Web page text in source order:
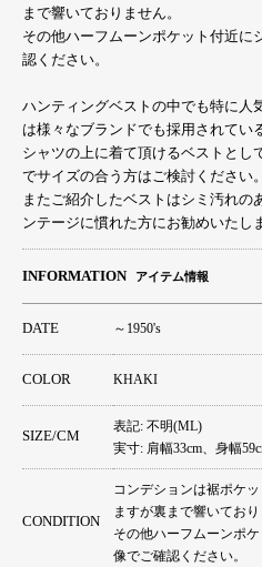
まで響いておりません。
その他ハーフムーンポケット付近に
認ください。
ハンティングベストの中でも特に人
は様々なブランドでも採用されてい
シャツの上に着て頂けるベストとし
でサイズの合う方はご検討ください。
またご紹介したベストはシミ汚れの
ンテージに慣れた方にお勧めいたし
INFORMATION アイテム情報
DATE ～1950's
COLOR KHAKI
SIZE/CM
表記: 不明(ML)
実寸: 肩幅33cm、身幅
CONDITION
コンデションは裾ポケ
ますが裏まで響いており
その他ハーフムーンポ
像でご確認ください。